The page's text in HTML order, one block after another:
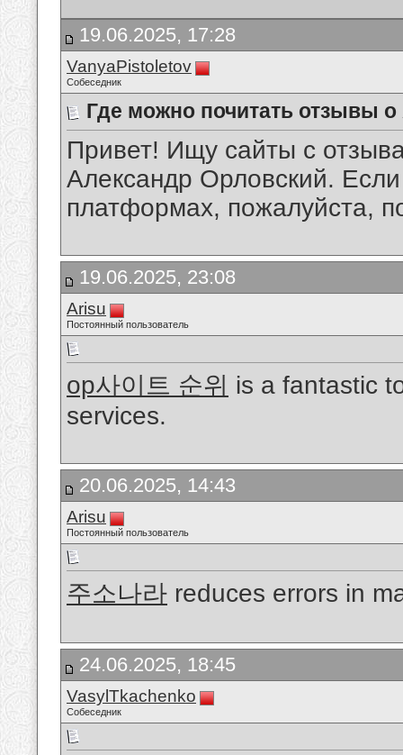
19.06.2025, 17:28
VanyaPistoletov
Собеседник
Где можно почитать отзывы
Привет! Ищу сайты с
Александр Орловский.
платформах, пожалуйста,
19.06.2025, 23:08
Arisu
Постоянный пользователь
op사이트 순위 is a fantastic
services.
20.06.2025, 14:43
Arisu
Постоянный пользователь
주소나라 reduces errors in
24.06.2025, 18:45
VasylTkachenko
Собеседник